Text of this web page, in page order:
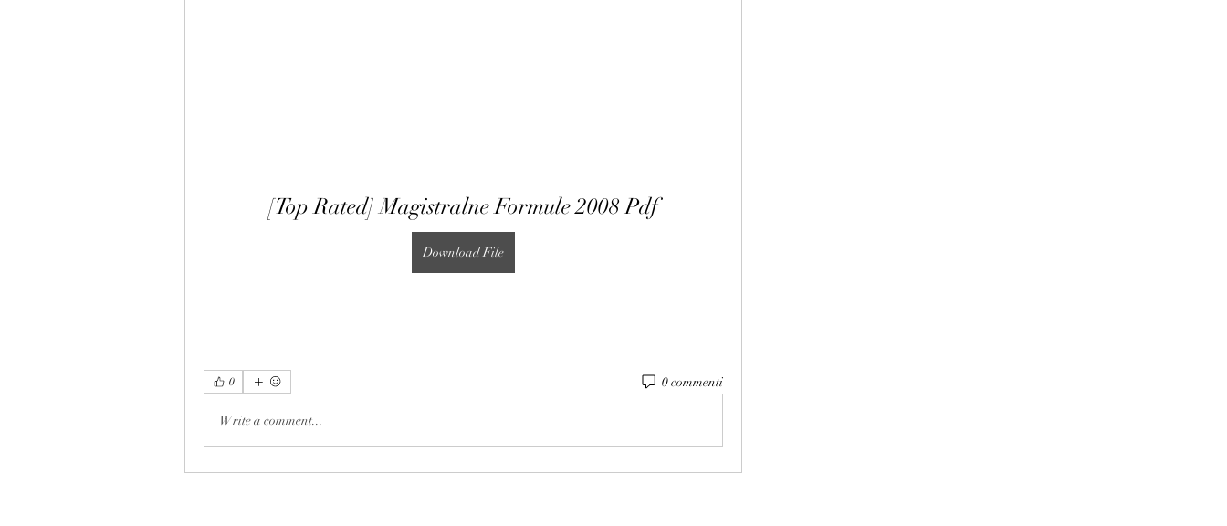
[Top Rated] Magistralne Formule 2008 Pdf
Download File
0 0 commenti
Write a comment...